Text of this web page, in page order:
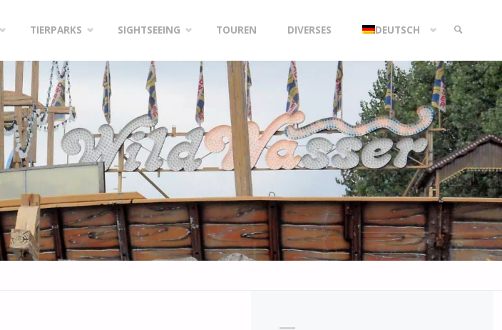
TIERPARKS SIGHTSEEING TOUREN DIVERSES DEUTSCH
SEARCH